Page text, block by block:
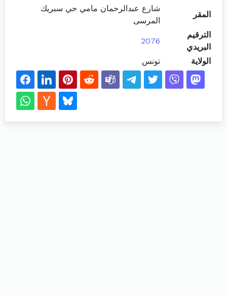
المقر
شارع عبدالرحمان مامي حي سبريك
المرسى
الترقيم
البريدي
2076
الولاية تونس